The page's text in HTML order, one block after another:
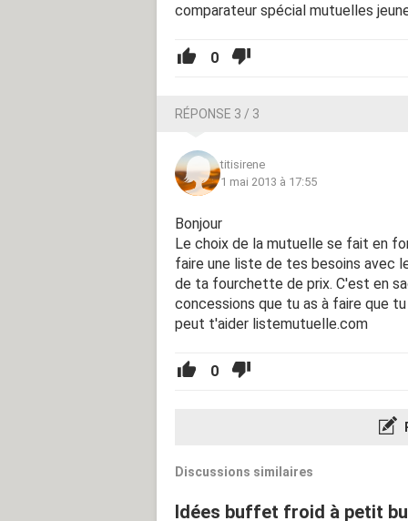
comparateur spécial mutuelles
0
RÉPONSE 3 / 3
titisirene
1 mai 2013 à 17:55
Bonjour
Le choix de la mutuelle se fait en
faire une liste de tes besoins avec
de ta fourchette de prix. C'est en
concessions que tu as à faire que
peut t'aider listemutuelle.com
0
Discussions similaires
Idées buffet froid à petit